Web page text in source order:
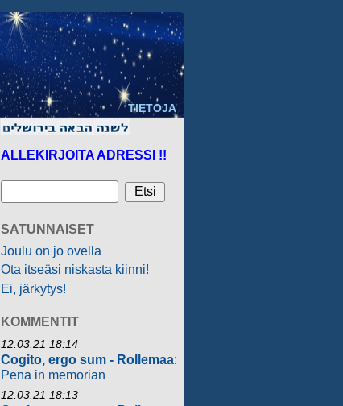
TIETOJA
ALLEKIRJOITA ADRESSI !!
SATUNNAISET
Joulu on jo ovella
Ota itseäsi niskasta kiinni!
Ei, järkytys!
KOMMENTIT
12.03.21 18:14
Cogito, ergo sum - Rollemaa:
Pena in memorian
12.03.21 18:13